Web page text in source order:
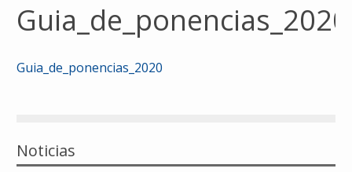
Reuniones y Conferencias
Publicaciones
Guia_de_ponencias_2020
Guia_de_ponencias_2020
Noticias